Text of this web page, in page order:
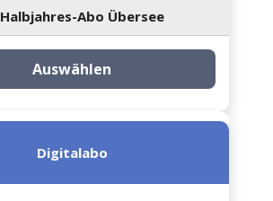
Halbjahres-Abo Übersee
Auswählen
Digitalabo